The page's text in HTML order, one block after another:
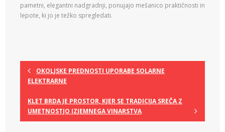
pametni, elegantni nadgradnji, ponujajo mešanico praktičnosti in
lepote, ki jo je težko spregledati.
OKOLJSKE PREDNOSTI UPORABE SOLARNE
ELEKTRARNE
KLET BRDA JE PROSTOR, KJER SE TRADICIJA SREČA Z
UMETNOSTJO IZJEMNEGA VINARSTVA